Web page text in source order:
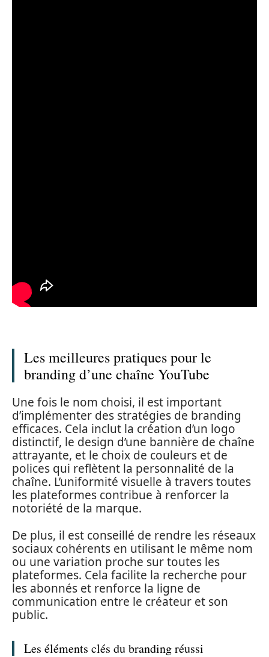
Les meilleures pratiques pour le
branding d’une chaîne YouTube
Une fois le nom choisi, il est important
d’implémenter des stratégies de branding
efficaces. Cela inclut la création d’un logo
distinctif, le design d’une bannière de chaîne
attrayante, et le choix de couleurs et de
polices qui reflètent la personnalité de la
chaîne. L’uniformité visuelle à travers toutes
les plateformes contribue à renforcer la
notoriété de la marque.
De plus, il est conseillé de rendre les réseaux
sociaux cohérents en utilisant le même nom
ou une variation proche sur toutes les
plateformes. Cela facilite la recherche pour
les abonnés et renforce la ligne de
communication entre le créateur et son
public.
Les éléments clés du branding réussi